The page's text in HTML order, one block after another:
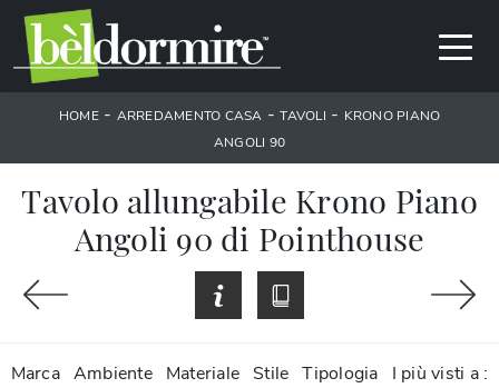
HOME- ARREDAMENTO CASA -TAVOLI - KRONO PIANO
ANGOLI 90
Tavolo allungabile Krono Piano
Angoli 90 di Pointhouse
Marca Ambiente Materiale Stile Tipologia I più visti a :